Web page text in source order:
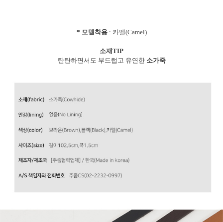
* 모델착용: 카멜(Camel)
소재TIP
탄탄하면서도 부드럽고 유연한 소가죽